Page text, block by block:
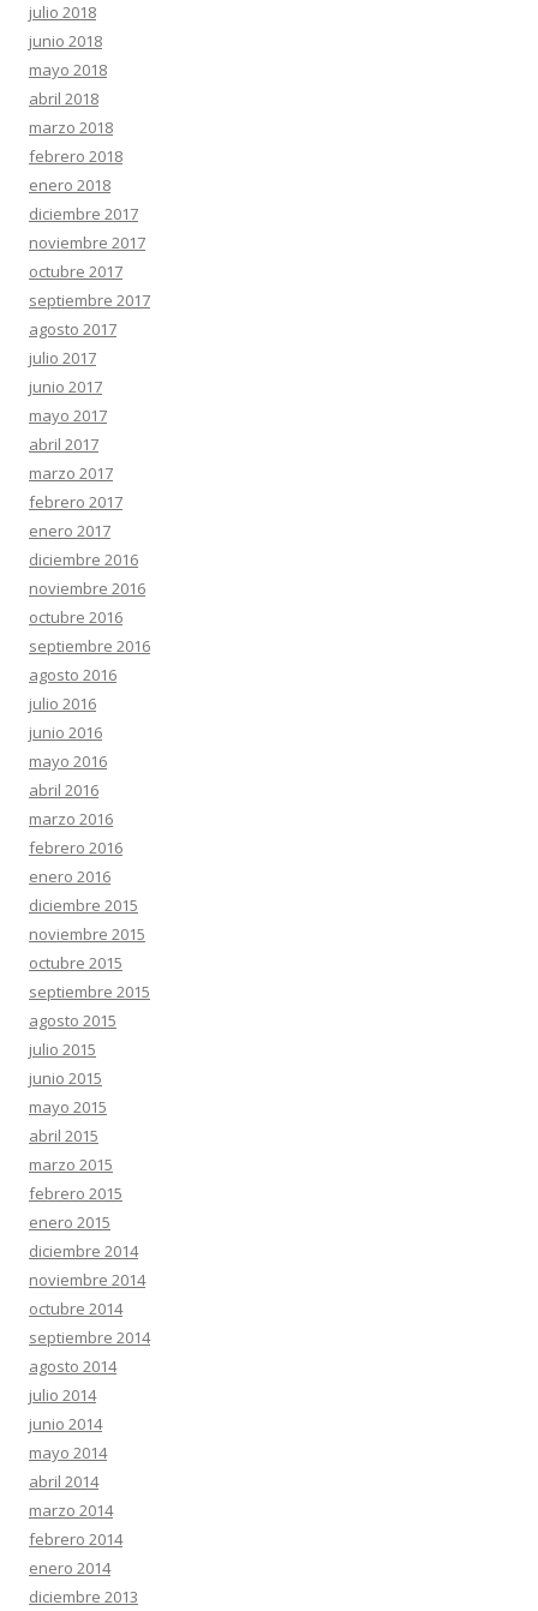
julio 2018
junio 2018
mayo 2018
abril 2018
marzo 2018
febrero 2018
enero 2018
diciembre 2017
noviembre 2017
octubre 2017
septiembre 2017
agosto 2017
julio 2017
junio 2017
mayo 2017
abril 2017
marzo 2017
febrero 2017
enero 2017
diciembre 2016
noviembre 2016
octubre 2016
septiembre 2016
agosto 2016
julio 2016
junio 2016
mayo 2016
abril 2016
marzo 2016
febrero 2016
enero 2016
diciembre 2015
noviembre 2015
octubre 2015
septiembre 2015
agosto 2015
julio 2015
junio 2015
mayo 2015
abril 2015
marzo 2015
febrero 2015
enero 2015
diciembre 2014
noviembre 2014
octubre 2014
septiembre 2014
agosto 2014
julio 2014
junio 2014
mayo 2014
abril 2014
marzo 2014
febrero 2014
enero 2014
diciembre 2013